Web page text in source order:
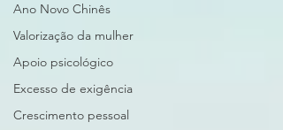
Ano Novo Chinês
Valorização da mulher
Apoio psicológico
Excesso de exigência
Crescimento pessoal